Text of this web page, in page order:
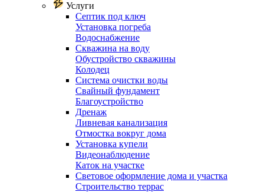
Услуги
Септик под ключ
Установка погреба
Водоснабжение
Скважина на воду
Обустройство скважины
Колодец
Система очистки воды
Свайный фундамент
Благоустройство
Дренаж
Ливневая канализация
Отмостка вокруг дома
Установка купели
Видеонаблюдение
Каток на участке
Световое оформление дома и участка
Строительство террас